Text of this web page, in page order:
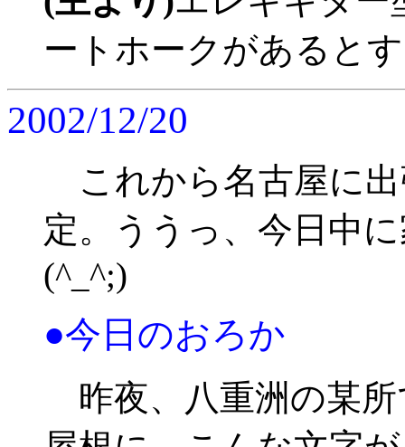
ートホークがあると
2002/12/20
これから名古屋に
定。ううっ、今日中
(^_^;)
●今日のおろか
昨夜、八重洲の某所